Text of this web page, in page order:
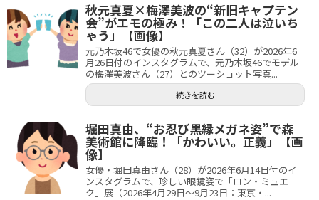
秋元真夏×梅澤美波の“新旧キャプテン
会”がエモの極み！「この二人は泣いち
ゃう」【画像】
元乃木坂46で女優の秋元真夏さん（32）が2026年6
月26日付のインスタグラムで、元乃木坂46でモデル
の梅澤美波さん（27）とのツーショット写真...
続きを読む
堀田真由、“お忍び黒縁メガネ姿”で森
美術館に降臨！「かわいい。正義」【画
像】
女優・堀田真由さん（28）が2026年6月14日付のイ
ンスタグラムで、珍しい眼鏡姿で「ロン・ミュエ
ク」展（2026年4月29日～9月23日：東京・...